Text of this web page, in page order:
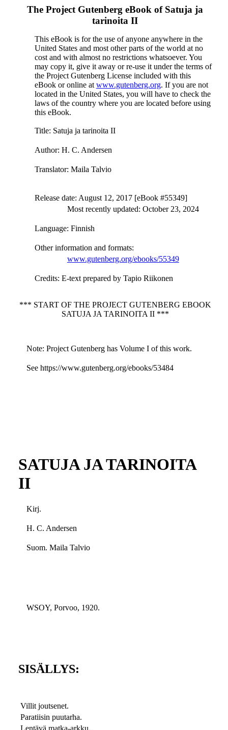
The Project Gutenberg eBook of Satuja ja
tarinoita II
This eBook is for the use of anyone anywhere in the
United States and most other parts of the world at no
cost and with almost no restrictions whatsoever. You
may copy it, give it away or re-use it under the terms of
the Project Gutenberg License included with this
eBook or online at www.gutenberg.org. If you are not
located in the United States, you will have to check the
laws of the country where you are located before using
this eBook.
Title: Satuja ja tarinoita II
Author: H. C. Andersen
Translator: Maila Talvio
Release date: August 12, 2017 [eBook #55349]
Most recently updated: October 23, 2024
Language: Finnish
Other information and formats:
www.gutenberg.org/ebooks/55349
Credits: E-text prepared by Tapio Riikonen
*** START OF THE PROJECT GUTENBERG EBOOK
SATUJA JA TARINOITA II ***
Note: Project Gutenberg has Volume I of this work.
See https://www.gutenberg.org/ebooks/53484
SATUJA JA TARINOITA
II
Kirj.
H. C. Andersen
Suom. Maila Talvio
WSOY, Porvoo, 1920.
SISÄLLYS:
Villit joutsenet.
Paratiisin puutarha.